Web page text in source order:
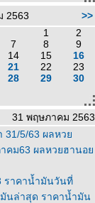
2563
>>
1
2
7 8
9
14 15
16
21 22
23
28 29
30
31 พฤษภาคม 2563
31/5/63 ผลหว
คม63 ผลหวยฮานอ
ราคาน้ำมันวันที่
นล่าสุด ราคาน้ำมัน